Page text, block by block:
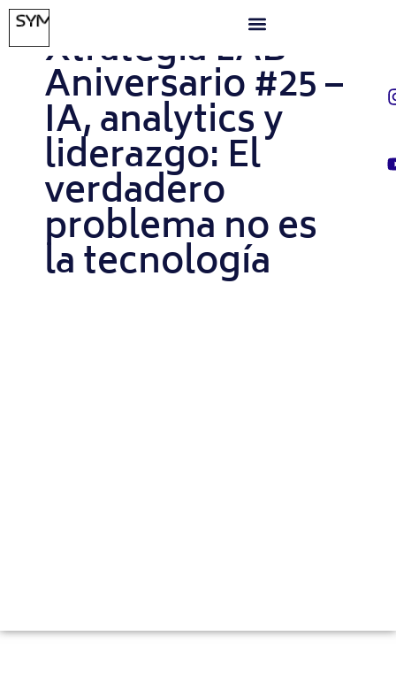
ABRIL 21, 2026
Xtrategia LAB
Aniversario #25 –
IA, analytics y
liderazgo: El
verdadero
problema no es
la tecnología